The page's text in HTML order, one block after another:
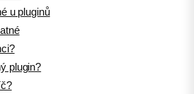
u pluginů
plugin?